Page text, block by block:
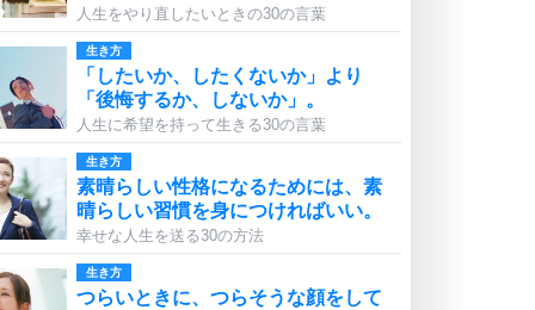
人生をやり直したいときの30の言葉
生き方
「したいか、したくないか」より
「後悔するか、しないか」。
人生に希望を持って生きる30の言葉
生き方
素晴らしい性格になるためには、素
晴らしい習慣を身につければいい。
幸せな人生を送る30の方法
生き方
つらいときに、つらそうな顔をして